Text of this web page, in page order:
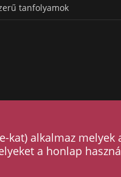
tanfolyamok
alkalmaz melyek
a honlap